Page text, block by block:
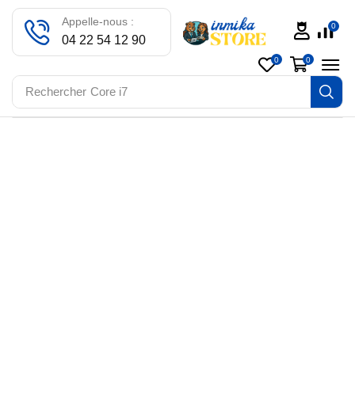
Rechercher Core i7
Appelle-nous :
04 22 54 12 90
0
0 0